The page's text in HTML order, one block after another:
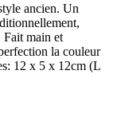
ancien. Un
Fait main et
la couleur
12 x 5 x 12cm (L